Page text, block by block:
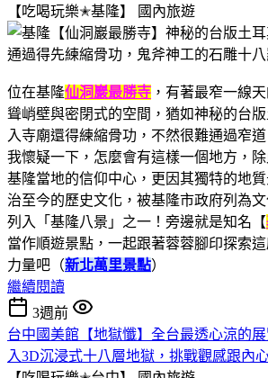
【吃喝玩樂✭基隆】
國內旅遊
位在基隆仙洞巖最勝寺 ，有著最窄一線
聳峭壁與密閉式的空間，猶如神秘的台
入寺廟還得練縮骨功，不然很難通過窄
我懷疑一下，怎麼會有這樣一個地方，
基隆當地的信仰中心，更因其獨特的地
治至今的歷史文化，被基隆市政府列為
列入「基隆八景」之一！旁邊就是知名【
當作順遊景點，一起跟著蓉蓉腳印探索
力量吧（新北萬里景點）
繼續閱讀
3週前
台中國美館【地獄懺】全台最透心涼的
入3D沉浸式十八層地獄，挑戰觀感跟內